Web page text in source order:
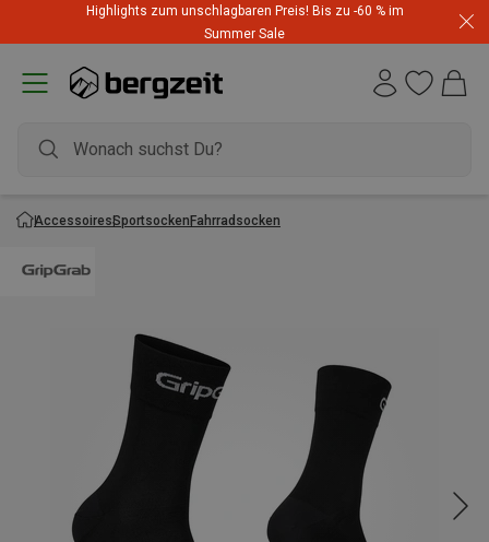
Highlights zum unschlagbaren Preis! Bis zu -60 % im
Summer Sale
AccessoiresSportsockenFahrradsocken